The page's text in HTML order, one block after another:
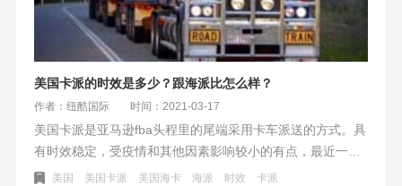
美国卡派的时效是多少？跟海派比怎么样？
作者：纽酷国际 时间：2021-03-17
美国卡派是亚马逊fba头程里的尾端采用卡车派送的方式。具
有时效稳定，受疫情和其他因素影响较小的有点，最近一段
时间更受亚马逊卖家欢迎的头程渠道。
美国 美国卡派 美国海卡 海派 时效 卡派